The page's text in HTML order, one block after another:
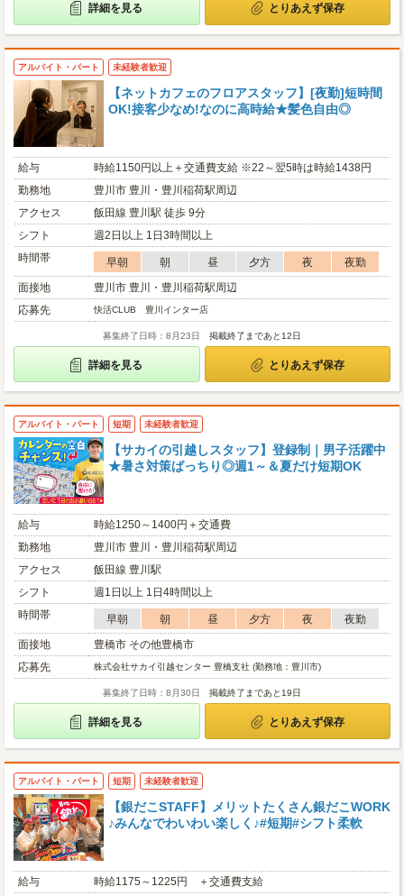
詳細を見る とりあえず保存
アルバイト・パート 未経験者歓迎
【ネットカフェのフロアスタッフ】[夜勤]短時間
OK!接客少なめ!なのに高時給★髪色自由◎
給与
時給1150円以上＋交通費支給 ※22～翌5時は時給1438円
勤務地
豊川市 豊川・豊川稲荷駅周辺
アクセス
飯田線 豊川駅 徒歩 9分
シフト
週2日以上 1日3時間以上
時間帯
早朝 朝 昼 夕方 夜
夜勤
面接地
豊川市 豊川・豊川稲荷駅周辺
応募先
快活CLUB 豊川インター店
募集終了日時：8月23日 掲載終了まであと12日
詳細を見る とりあえず保存
アルバイト・パート 短期 未経験者歓迎
【サカイの引越しスタッフ】登録制｜男子活躍中
★暑さ対策ばっちり◎週1～＆夏だけ短期OK
給与
時給1250～1400円＋交通費
勤務地
豊川市 豊川・豊川稲荷駅周辺
アクセス
飯田線 豊川駅
シフト
週1日以上 1日4時間以上
時間帯
早朝 朝 昼 夕方 夜
夜勤
面接地
豊橋市 その他豊橋市
応募先
株式会社サカイ引越センター 豊橋支社 (勤務地：豊川市)
募集終了日時：8月30日 掲載終了まであと19日
詳細を見る とりあえず保存
アルバイト・パート 短期 未経験者歓迎
【銀だこSTAFF】メリットたくさん銀だこWORK
♪みんなでわいわい楽しく♪#短期#シフト柔軟
給与
時給1175～1225円 ＋交通費支給